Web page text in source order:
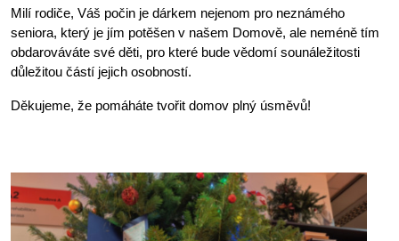
Milí rodiče, Váš počin je dárkem nejenom pro neznámého
seniora, který je jím potěšen v našem Domově, ale neméně tím
obdarováváte své děti, pro které bude vědomí sounáležitosti
důležitou částí jejich osobností.
Děkujeme, že pomáháte tvořit domov plný úsměvů!